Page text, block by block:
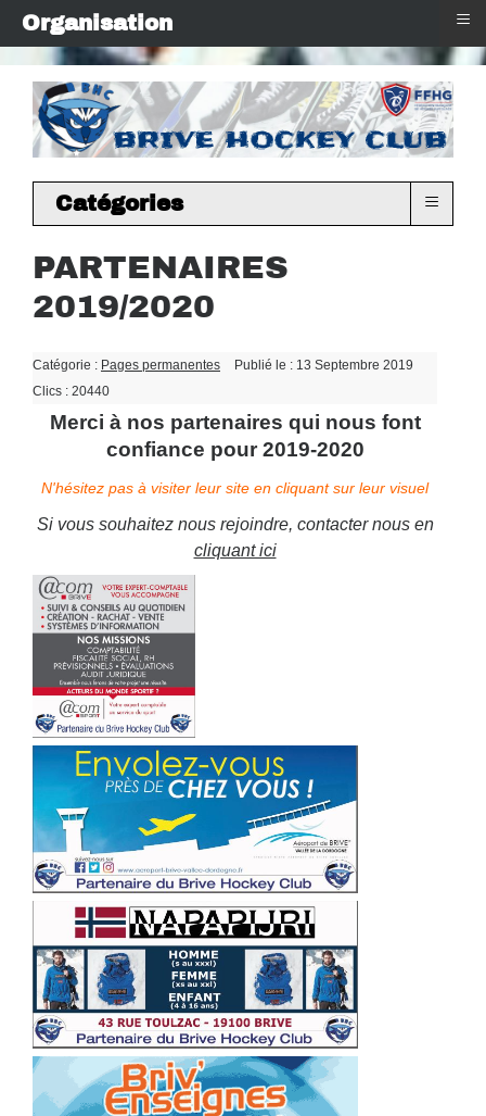
Catégories ≡
PARTENAIRES
2019/2020
Catégorie : Pages permanentes
Publié le : 13 Septembre 2019
Clics : 20440
Merci à nos partenaires qui nous font
confiance pour 2019-2020
N'hésitez pas à visiter leur site en cliquant sur leur visuel
Si vous souhaitez nous rejoindre, contacter nous en
cliquant ici
Organisation ≡